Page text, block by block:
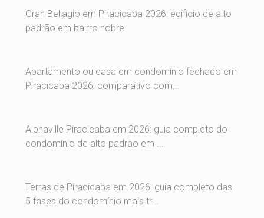
Gran Bellagio em Piracicaba 2026: edifício de alto
padrão em bairro nobre
Apartamento ou casa em condomínio fechado em
Piracicaba 2026: comparativo com...
Alphaville Piracicaba em 2026: guia completo do
condomínio de alto padrão em ...
Terras de Piracicaba em 2026: guia completo das
5 fases do condomínio mais tr...